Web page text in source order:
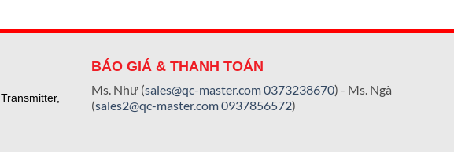
Transmitter,
BÁO GIÁ & THANH TOÁN
Ms. Như (sales@qc-master.com0373238670) - Ms. Ngà
(sales2@qc-master.com0937856572)